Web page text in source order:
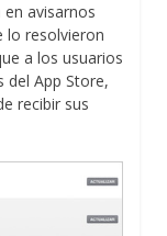
avisarnos
lo resolvieron
a los usuarios
del App Store,
recibir sus